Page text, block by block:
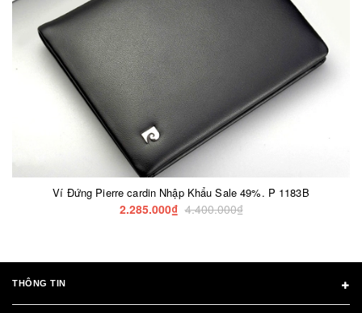
Ví Đứng Pierre cardin Nhập Khẩu Sale 49%. P 1183B
2.285.000₫ 4.400.000₫
THÔNG TIN